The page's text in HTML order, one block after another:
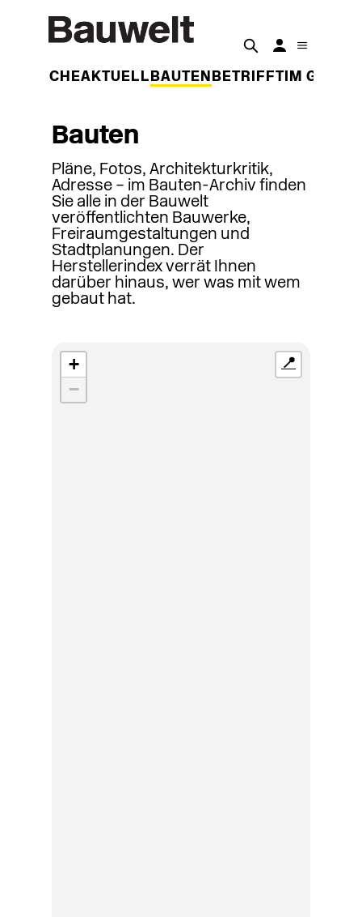
WOCHEAKTUELL BAUTEN BETRIFFT IM
Bauten
Pläne, Fotos, Architekturkritik,
Adresse – im Bauten-Archiv finden
Sie alle in der Bauwelt
veröffentlichten Bauwerke,
Freiraumgestaltungen und
Stadtplanungen. Der
Herstellerindex verrät Ihnen
darüber hinaus, wer was mit wem
gebaut hat.
+
−
📍